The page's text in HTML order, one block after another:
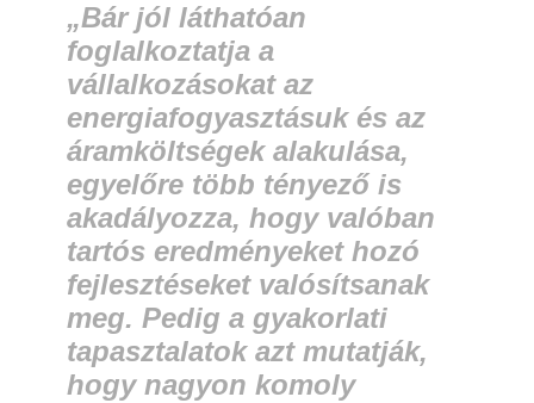
„Bár jól láthatóan
foglalkoztatja a
vállalkozásokat az
energiafogyasztásuk és az
áramköltségek alakulása,
egyelőre több tényező is
akadályozza, hogy valóban
tartós eredményeket hozó
fejlesztéseket valósítsanak
meg. Pedig a gyakorlati
tapasztalatok azt mutatják,
hogy nagyon komoly